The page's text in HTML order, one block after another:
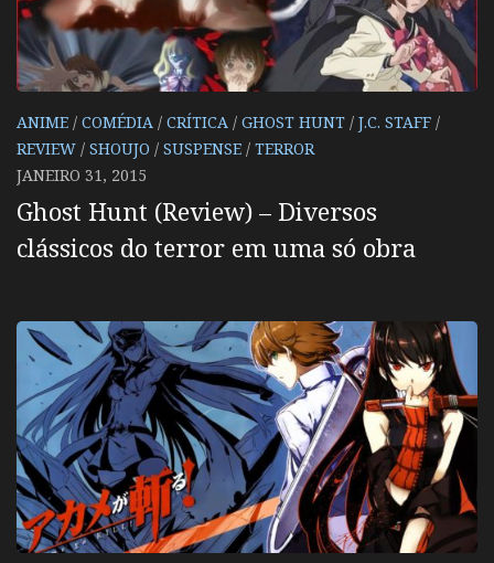
ANIME / COMÉDIA / CRÍTICA / GHOST HUNT / J.C. STAFF /
REVIEW / SHOUJO / SUSPENSE / TERROR
JANEIRO 31, 2015
Ghost Hunt (Review) – Diversos
clássicos do terror em uma só obra